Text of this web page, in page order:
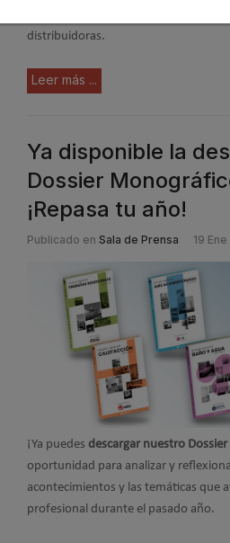
distribuidoras.
Leer más ...
Ya disponible la
Dossier
¡Repasa tu año!
Publicado en Sala de Prensa 19
¡Ya puedes descargar nuestro
oportunidad para analizar y
acontecimientos y las temáticas que
profesional durante el pasado año.